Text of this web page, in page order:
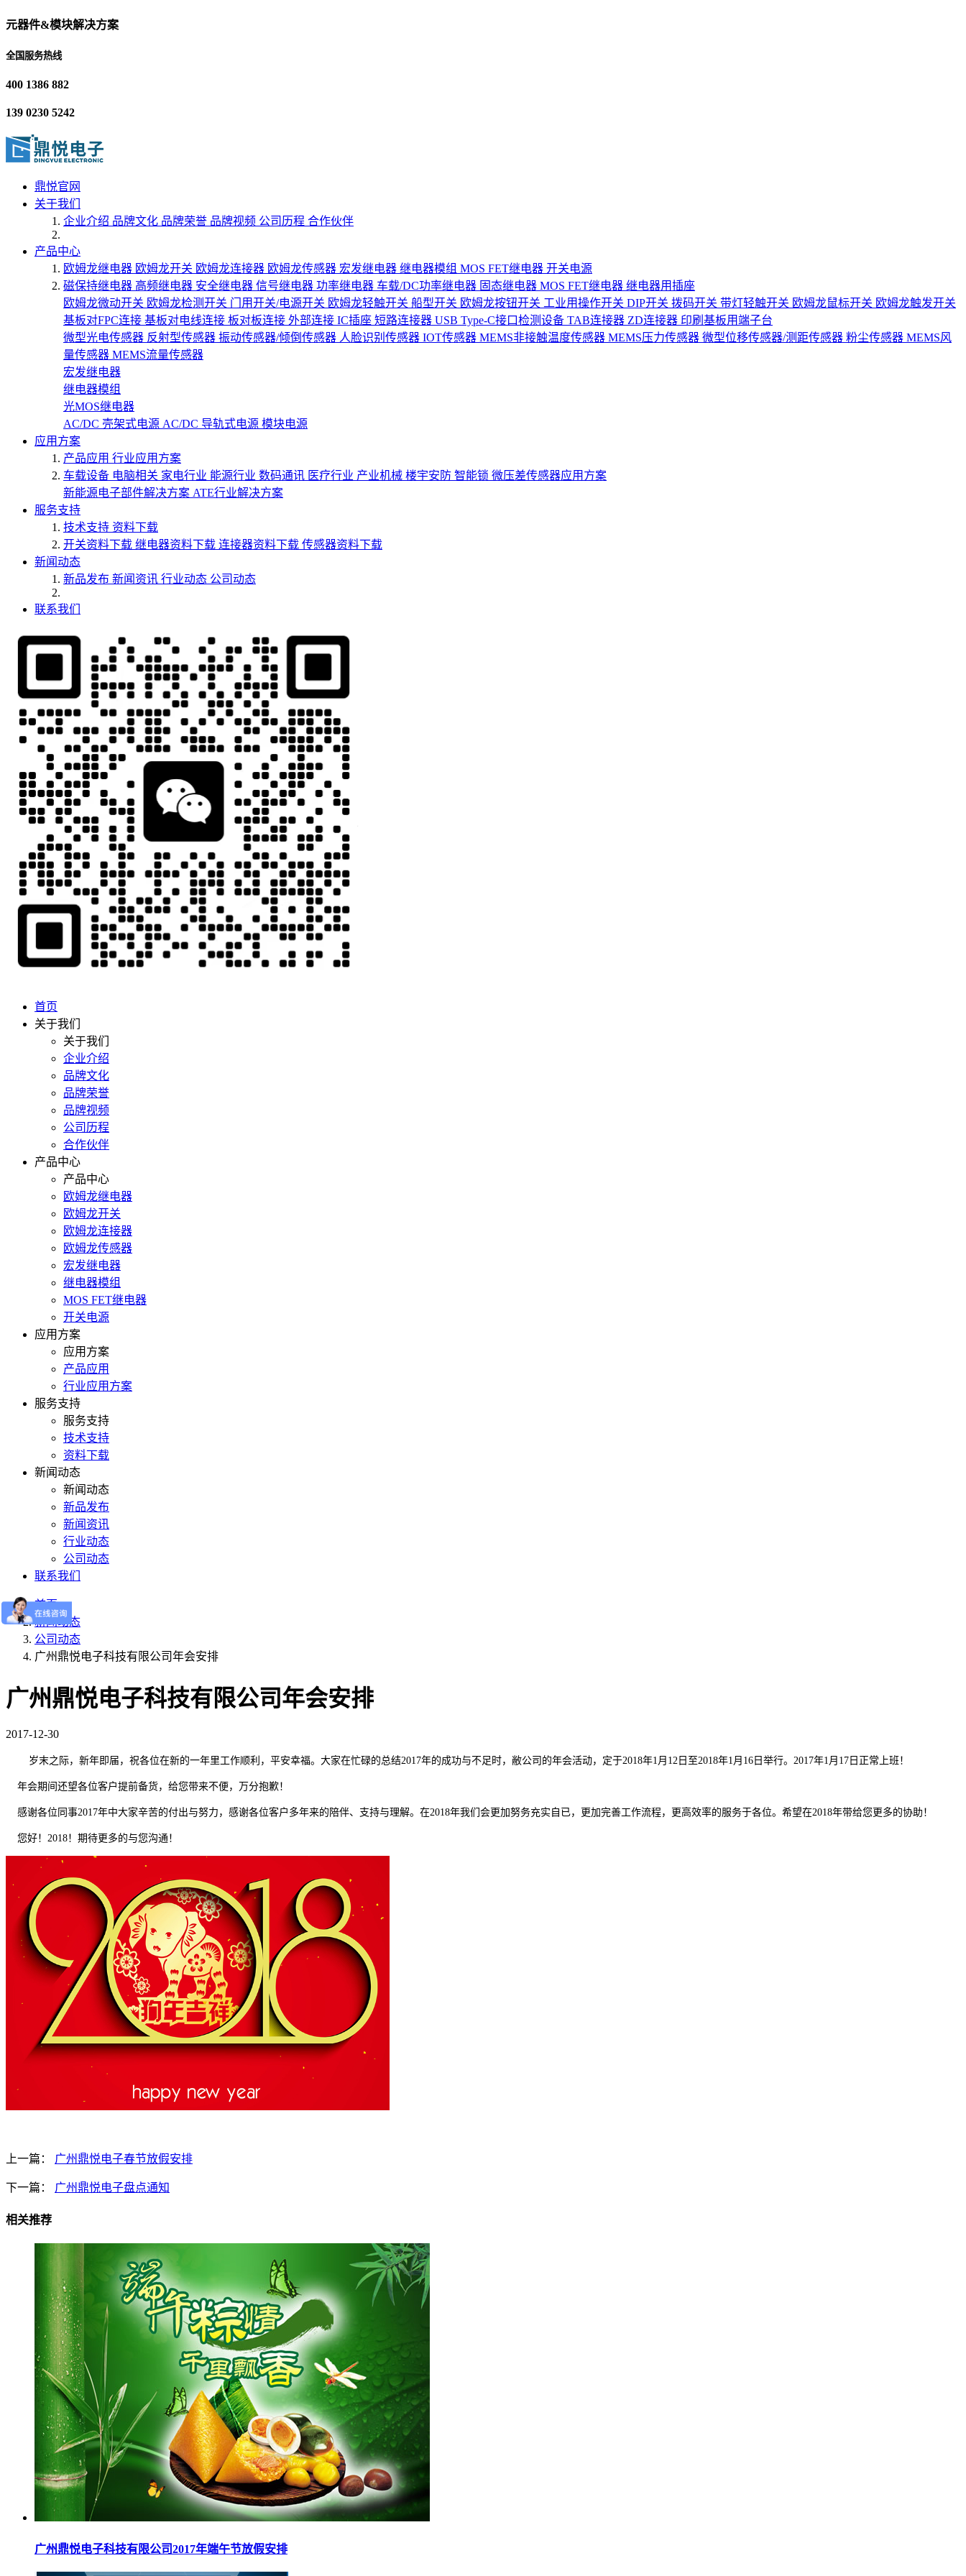
元器件&模块解决方案
全国服务热线
400 1386 882
139 0230 5242
鼎悦官网
关于我们
企业介绍 品牌文化 品牌荣誉 品牌视频 公司历程 合作伙伴
产品中心
欧姆龙继电器 欧姆龙开关 欧姆龙连接器 欧姆龙传感器 宏发继电器 继电器模组 MOS FET继电器 开关电源
磁保持继电器 高频继电器 安全继电器 信号继电器 功率继电器 车载/DC功率继电器 固态继电器 MOS FET继电器 继电器用插座
欧姆龙微动开关 欧姆龙检测开关 门用开关/电源开关 欧姆龙轻触开关 船型开关 欧姆龙按钮开关 工业用操作开关 DIP开关 拨码开关 带灯轻触开关 欧姆龙鼠标开关 欧姆龙触发开关
基板对FPC连接 基板对电线连接 板对板连接 外部连接 IC插座 短路连接器 USB Type-C接口检测设备 TAB连接器 ZD连接器 印刷基板用端子台
微型光电传感器 反射型传感器 振动传感器/倾倒传感器 人脸识别传感器 IOT传感器 MEMS非接触温度传感器 MEMS压力传感器 微型位移传感器/测距传感器 粉尘传感器 MEMS风
量传感器 MEMS流量传感器
宏发继电器
继电器模组
光MOS继电器
AC/DC 壳架式电源 AC/DC 导轨式电源 模块电源
应用方案
产品应用 行业应用方案
车载设备 电脑相关 家电行业 能源行业 数码通讯 医疗行业 产业机械 楼宇安防 智能锁 微压差传感器应用方案
新能源电子部件解决方案 ATE行业解决方案
服务支持
技术支持 资料下载
开关资料下载 继电器资料下载 连接器资料下载 传感器资料下载
新闻动态
新品发布 新闻资讯 行业动态 公司动态
联系我们
首页
关于我们
关于我们
企业介绍
品牌文化
品牌荣誉
品牌视频
公司历程
合作伙伴
产品中心
产品中心
欧姆龙继电器
欧姆龙开关
欧姆龙连接器
欧姆龙传感器
宏发继电器
继电器模组
MOS FET继电器
开关电源
应用方案
应用方案
产品应用
行业应用方案
服务支持
服务支持
技术支持
资料下载
新闻动态
新闻动态
新品发布
新闻资讯
行业动态
公司动态
联系我们
首页
新闻动态
公司动态
广州鼎悦电子科技有限公司年会安排
广州鼎悦电子科技有限公司年会安排
2017-12-30
岁末之际， 新年即届，祝各位在新的一年里工作顺利，平安幸福。大家在忙碌的总结2017年的成功与不足时， 敝公司的年会活动，定于2018年1月12日至2018年1月16日举行。 2017年1月17日正常上班！
年会期间还望各位客户提前备货，给您带来不便，万分抱歉！
感谢各位同事2017年中大家辛苦的付出与努力，感谢各位客户多年来的陪伴、支持与理解。在2018年我们会更加努务充实自已，更加完善工作流程，更高效率的服务于各位。希望在2018年带给您更多的协助！
您好！2018！期待更多的与您沟通！
上一篇： 广州鼎悦电子春节放假安排
下一篇： 广州鼎悦电子盘点通知
相关推荐
广州鼎悦电子科技有限公司2017年端午节放假安排